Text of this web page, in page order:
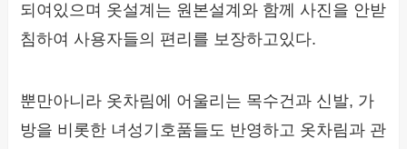
되여있으며 옷설계는 원본설계와 함께 사진을 안받
침하여 사용자들의 편리를 보장하고있다.
뿐만아니라 옷차림에 어울리는 목수건과 신발, 가
방을 비롯한 녀성기호품들도 반영하고 옷차림과 관